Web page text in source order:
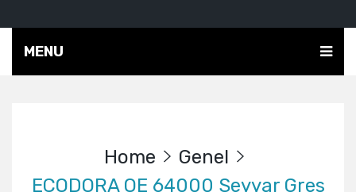
MENU
Home
Genel
ECODORA OE 64000 Seyyar Gres